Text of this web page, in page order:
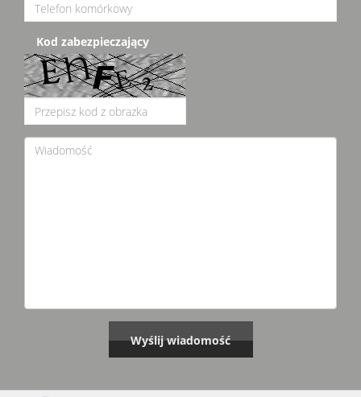
Kod zabezpieczający